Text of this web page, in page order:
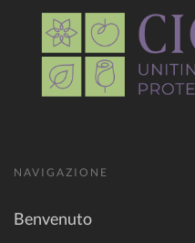
NAVIGAZIONE
Benvenuto